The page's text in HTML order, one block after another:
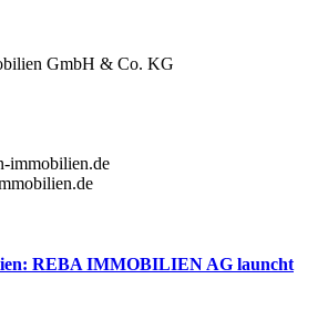
GmbH & Co. KG
immobilien.de
REBA IMMOBILIEN AG launcht